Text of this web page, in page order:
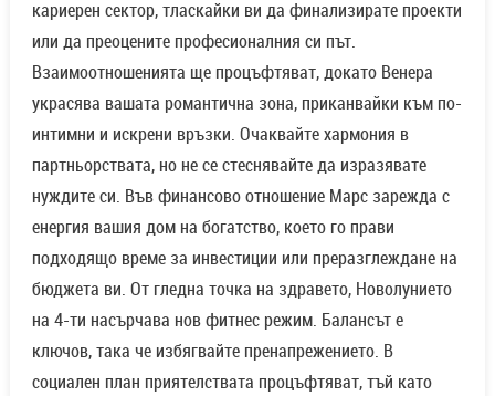
кариерен сектор, тласкайки ви да финализирате проекти
или да преоцените професионалния си път.
Взаимоотношенията ще процъфтяват, докато Венера
украсява вашата романтична зона, приканвайки към по-
интимни и искрени връзки. Очаквайте хармония в
партньорствата, но не се стеснявайте да изразявате
нуждите си. Във финансово отношение Марс зарежда с
енергия вашия дом на богатство, което го прави
подходящо време за инвестиции или преразглеждане на
бюджета ви. От гледна точка на здравето, Новолунието
на 4-ти насърчава нов фитнес режим. Балансът е
ключов, така че избягвайте пренапрежението. В
социален план приятелствата процъфтяват, тъй като